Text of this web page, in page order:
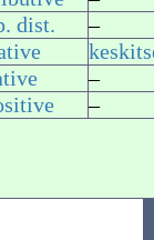
dist.
–
–
–